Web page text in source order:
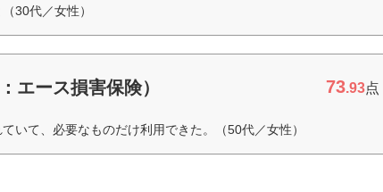
30代／女性）
エース損害保険） 73.93点
いて、必要なものだけ利用できた。（50代／女性）